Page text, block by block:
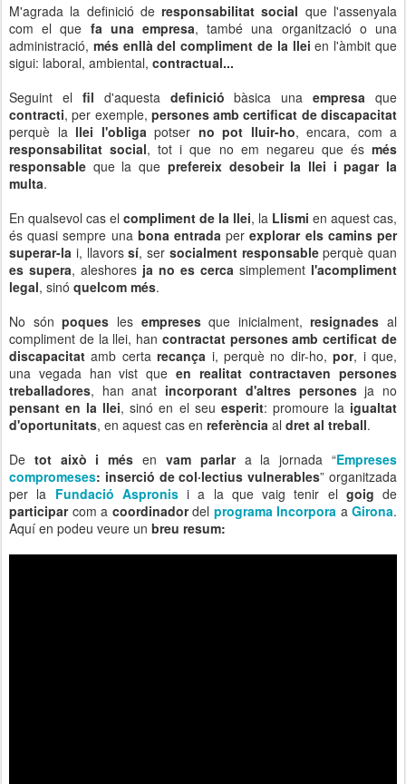
M'agrada la definició deresponsabilitat social que l'assenyala
com el que fa una empresa, també una organització o una
administració, més enllà del compliment de la llei en l'àmbit que
sigui: laboral, ambiental, contractual...
Seguint el fil d'aquesta definició bàsica unaempresa que
contracti, per exemple, persones amb certificat de discapacitat
perquè la llei l'obliga potser no pot lluir-ho, encara, com a
responsabilitat social, tot i que no em negareu que ésmés
responsable que la que prefereix desobeir la llei i pagar la
multa.
En qualsevol cas el compliment de la llei, la Llismi en aquest cas,
és quasi sempre una bona entrada perexplorar els camins per
superar-la i, llavorssí, ser socialment responsableperquè quan
es supera, aleshores ja no es cerca simplement l'acompliment
legal, sinó quelcom més.
No són poques les empresesque inicialment,resignades al
compliment de la llei, han contractat persones amb certificat de
discapacitat amb certa recança i, perquè no dir-ho,por, i que,
una vegada han vist que en realitat contractaven persones
treballadores, han anat incorporant d'altres personesja no
pensant en la llei, sinó en el seu esperit: promoure la igualtat
d'oportunitats, en aquest cas en referència al dret al treball.
De tot això i mésen vam parlara la jornada “Empreses
compromeses: inserció de col·lectius vulnerables” organitzada
per la Fundació Aspronisi a la que vaig tenir el goig de
participarcom a coordinadordel programa Incorpora a Girona.
Aquí en podeu veure un breu resum: